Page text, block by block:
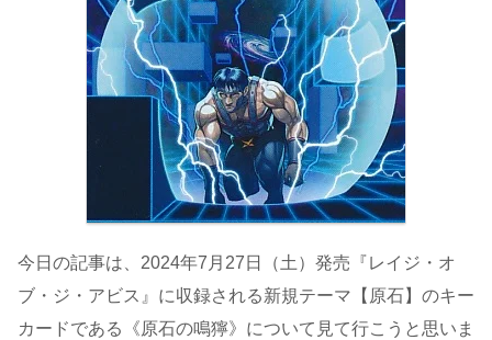
今日の記事は、2024年7月27日（土）発売『レイジ・オ
ブ・ジ・アビス』に収録される新規テーマ【原石】のキー
カードである《原石の鳴獰》について見て行こうと思いま